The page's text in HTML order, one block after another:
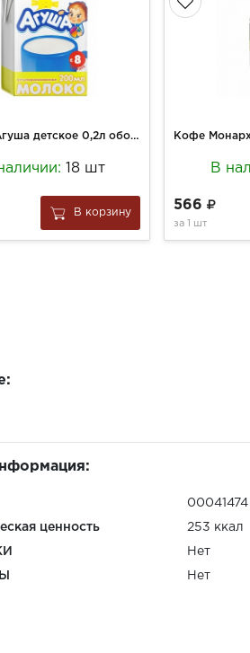
Молоко Агуша детское 0,2л обогащенное витаминами 2,5%
18 шт
В корзину
В
566
за 1 шт
00041474
ценность 253 ккал
Нет
Нет